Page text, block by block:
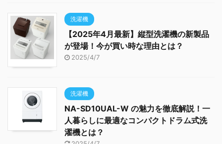
洗濯機
【2025年4月最新】縦型洗濯機の新製品
が登場！今が買い時な理由とは？
2025/4/7
洗濯機
NA-SD10UAL-W の魅力を徹底解説！一
人暮らしに最適なコンパクトドラム式洗
濯機とは？